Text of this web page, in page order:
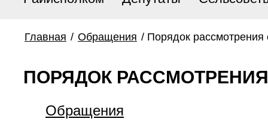
Главная / Обращения / Порядок
ПОРЯДОК
Обращения